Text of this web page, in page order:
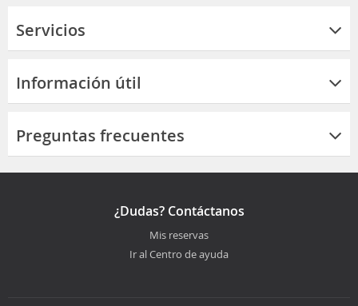
Servicios
Información útil
Preguntas frecuentes
¿Dudas? Contáctanos
Mis reservas
Ir al Centro de ayuda